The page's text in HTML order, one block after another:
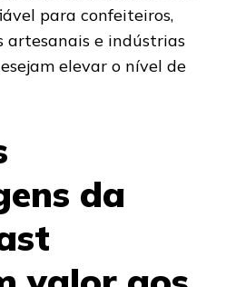
para confeiteiros,
artesanais e indústrias
elevar o nível de
da